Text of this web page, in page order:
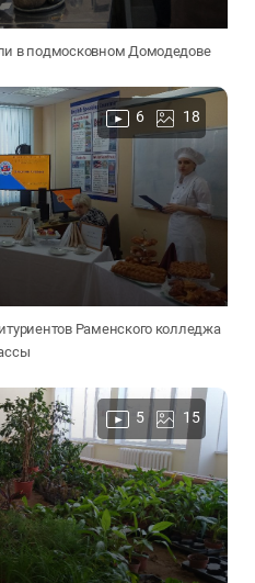
в подмосковном Домодедове
6 18
Раменского колледжа
5 15